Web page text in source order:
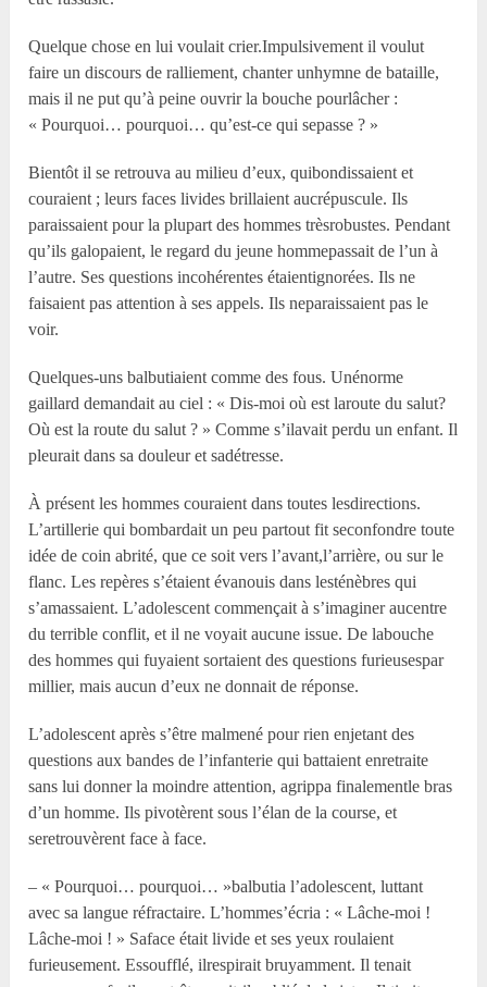
Quelque chose en lui voulait crier.Impulsivement il voulut
faire un discours de ralliement, chanter unhymne de bataille,
mais il ne put qu’à peine ouvrir la bouche pourlâcher :
« Pourquoi… pourquoi… qu’est-ce qui sepasse ? »
Bientôt il se retrouva au milieu d’eux, quibondissaient et
couraient ; leurs faces livides brillaient aucrépuscule. Ils
paraissaient pour la plupart des hommes trèsrobustes. Pendant
qu’ils galopaient, le regard du jeune hommepassait de l’un à
l’autre. Ses questions incohérentes étaientignorées. Ils ne
faisaient pas attention à ses appels. Ils neparaissaient pas le
voir.
Quelques-uns balbutiaient comme des fous. Unénorme
gaillard demandait au ciel : « Dis-moi où est laroute du salut?
Où est la route du salut ? » Comme s’ilavait perdu un enfant. Il
pleurait dans sa douleur et sadétresse.
À présent les hommes couraient dans toutes lesdirections.
L’artillerie qui bombardait un peu partout fit seconfondre toute
idée de coin abrité, que ce soit vers l’avant,l’arrière, ou sur le
flanc. Les repères s’étaient évanouis dans lesténèbres qui
s’amassaient. L’adolescent commençait à s’imaginer aucentre
du terrible conflit, et il ne voyait aucune issue. De labouche
des hommes qui fuyaient sortaient des questions furieusespar
millier, mais aucun d’eux ne donnait de réponse.
L’adolescent après s’être malmené pour rien enjetant des
questions aux bandes de l’infanterie qui battaient enretraite
sans lui donner la moindre attention, agrippa finalementle bras
d’un homme. Ils pivotèrent sous l’élan de la course, et
seretrouvèrent face à face.
– « Pourquoi… pourquoi… »balbutia l’adolescent, luttant
avec sa langue réfractaire. L’hommes’écria : « Lâche-moi !
Lâche-moi ! » Saface était livide et ses yeux roulaient
furieusement. Essoufflé, ilrespirait bruyamment. Il tenait